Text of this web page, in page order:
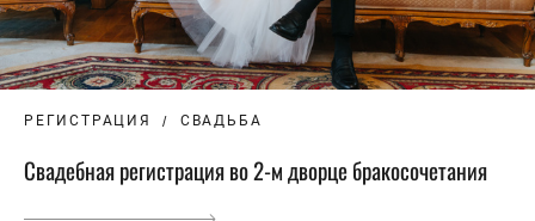
РЕГИСТРАЦИЯ СВАДЬБА
Свадебная регистрация во 2-м дворце бракосочетания